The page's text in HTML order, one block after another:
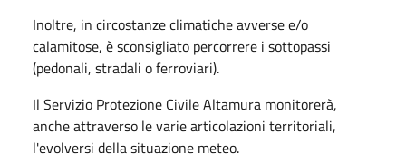
Inoltre, in circostanze climatiche avverse e/o
calamitose, è sconsigliato percorrere i sottopassi
(pedonali, stradali o ferroviari).
Il Servizio Protezione Civile Altamura monitorerà,
anche attraverso le varie articolazioni territoriali,
l'evolversi della situazione meteo.